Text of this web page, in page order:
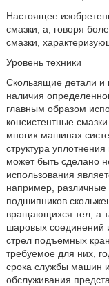
Настоящее
смазки, а, говоря
смазки,
Уровень техники
Скользящие детали
наличия
главным образом
консистентные
многих машинах
структура
может быть сделано
использования
например,
подшипников
вращающихся тел, а
шаровых соединений
стрел подъемных
требуемое для них,
срока службы машин и
обслуживания